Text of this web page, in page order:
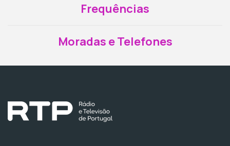
Frequências
Moradas e Telefones